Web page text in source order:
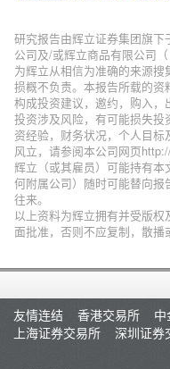
研究报告由辉立证券集团旗
公司及/或辉立商品有限公司
为辉立从相信为准确的来源
损概不负责。本报告所载的
构成投资建议，邀约，购入，
投资涉及风险，有可能损失
资经验，财务状况，个人目
风立，请参阅本公司网页
辉立（或其雇员）可能持有
何附属公司）随时可能替向
往来。
以上资料为辉立拥有并受版
面批准，否则不应复制，散播
友情连结
香港交易所
上海证券交易所
深圳证券